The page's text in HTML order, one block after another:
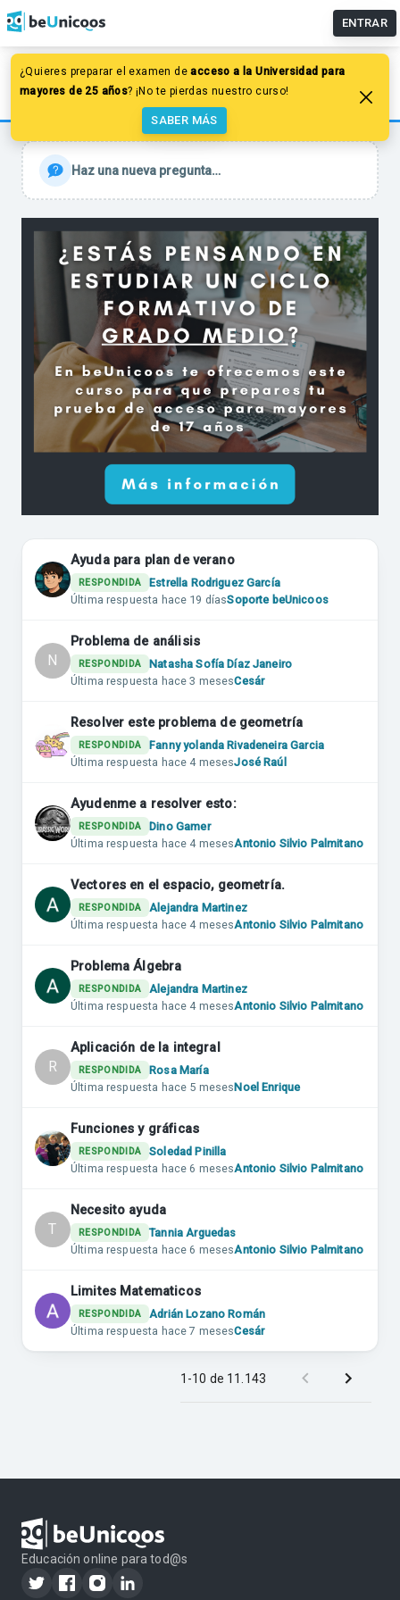
ENTRAR
¿Quieres preparar el examen deacceso a la Universidad para
mayores de 25 años? ¡No te pierdas nuestro curso!
SABER MÁS
Foros
Matemáticas
Haz una nueva pregunta…
Ayuda para plan de verano
RESPONDIDA
Estrella Rodriguez García
Última respuesta hace 19 díasSoporte beUnicoos
N
Problema de análisis
RESPONDIDA
Natasha Sofía Díaz Janeiro
Última respuesta hace 3 mesesCesár
Resolver este problema de geometría
RESPONDIDA
Fanny yolanda Rivadeneira Garcia
Última respuesta hace 4 mesesJosé Raúl
Ayudenme a resolver esto:
RESPONDIDA
Dino Gamer
Última respuesta hace 4 mesesAntonio Silvio Palmitano
Vectores en el espacio, geometría.
RESPONDIDA
Alejandra Martinez
Última respuesta hace 4 mesesAntonio Silvio Palmitano
Problema Álgebra
RESPONDIDA
Alejandra Martinez
Última respuesta hace 4 mesesAntonio Silvio Palmitano
R
Aplicación de la integral
RESPONDIDA
Rosa María
Última respuesta hace 5 mesesNoel Enrique
Funciones y gráficas
RESPONDIDA
Soledad Pinilla
Última respuesta hace 6 mesesAntonio Silvio Palmitano
T
Necesito ayuda
RESPONDIDA
Tannia Arguedas
Última respuesta hace 6 mesesAntonio Silvio Palmitano
Limites Matematicos
RESPONDIDA
Adrián Lozano Román
Última respuesta hace 7 mesesCesár
1-10 de 11.143
Educación online para tod@s